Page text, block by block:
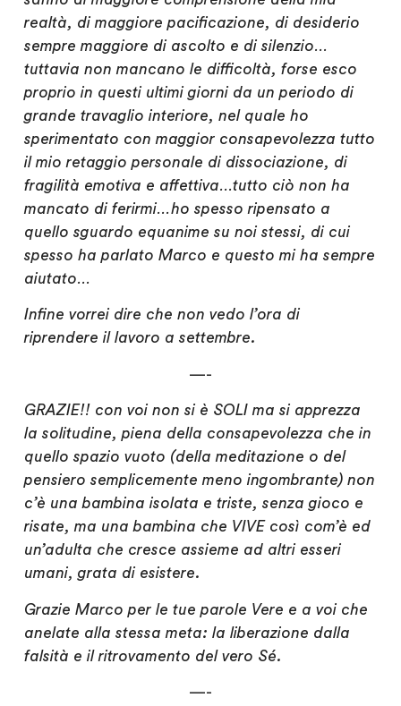
realtà, di maggiore pacificazione, di desiderio
sempre maggiore di ascolto e di silenzio…
tuttavia non mancano le difficoltà, forse esco
proprio in questi ultimi giorni da un periodo di
grande travaglio interiore, nel quale ho
sperimentato con maggior consapevolezza tutto
il mio retaggio personale di dissociazione, di
fragilità emotiva e affettiva…tutto ciò non ha
mancato di ferirmi…ho spesso ripensato a
quello sguardo equanime su noi stessi, di cui
spesso ha parlato Marco e questo mi ha sempre
aiutato…
Infine vorrei dire che non vedo l’ora di
riprendere il lavoro a settembre.
—-
GRAZIE!! con voi non si è SOLI ma si apprezza
la solitudine, piena della consapevolezza che in
quello spazio vuoto (della meditazione o del
pensiero semplicemente meno ingombrante) non
c’è una bambina isolata e triste, senza gioco e
risate, ma una bambina che VIVE così com’è ed
un’adulta che cresce assieme ad altri esseri
umani, grata di esistere.
Grazie Marco per le tue parole Vere e a voi che
anelate alla stessa meta: la liberazione dalla
falsità e il ritrovamento del vero Sé.
—-